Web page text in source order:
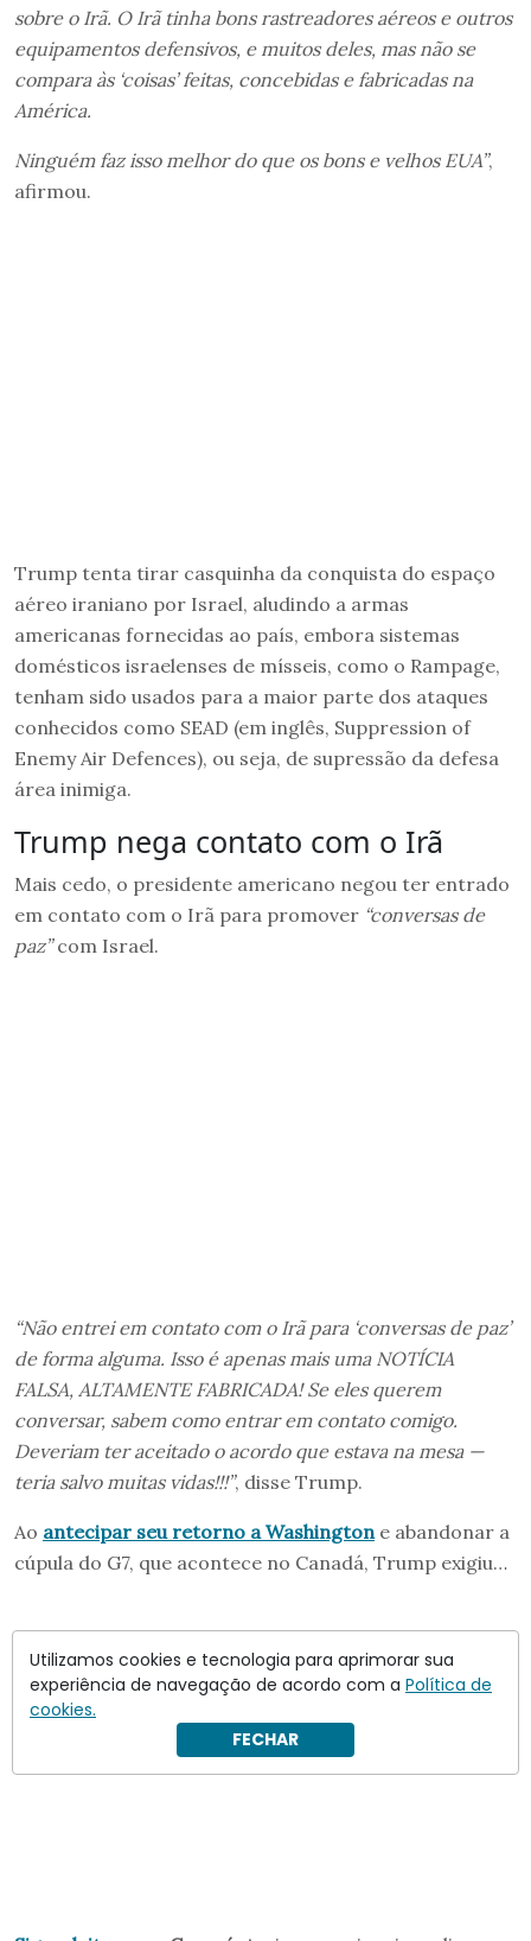
sobre o Irã. O Irã tinha bons rastreadores aéreos e outros
equipamentos defensivos, e muitos deles, mas não se
compara às ‘coisas’ feitas, concebidas e fabricadas na
América.
Ninguém faz isso melhor do que os bons e velhos EUA”,
afirmou.
Trump tenta tirar casquinha da conquista do espaço
aéreo iraniano por Israel, aludindo a armas
americanas fornecidas ao país, embora sistemas
domésticos israelenses de mísseis, como o Rampage,
tenham sido usados ​​para a maior parte dos ataques
conhecidos como SEAD (em inglês, Suppression of
Enemy Air Defences), ou seja, de supressão da defesa
área inimiga.
Trump nega contato com o Irã
Mais cedo, o presidente americano negou ter entrado
em contato com o Irã para promover “conversas de
paz”com Israel.
“Não entrei em contato com o Irã para ‘conversas de paz’
de forma alguma. Isso é apenas mais uma NOTÍCIA
FALSA, ALTAMENTE FABRICADA! Se eles querem
conversar, sabem como entrar em contato comigo.
Deveriam ter aceitado o acordo que estava na mesa —
teria salvo muitas vidas!!!”, disse Trump.
Ao antecipar seu retorno a Washingtone abandonar a
cúpula do G7, que acontece no Canadá, Trump exigiu…
Utilizamos cookies e tecnologia para aprimorar sua
experiência de navegação de acordo com a Política de
cookies.
FECHAR